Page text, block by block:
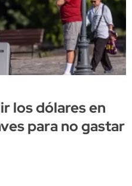
los dólares en
para no gastar